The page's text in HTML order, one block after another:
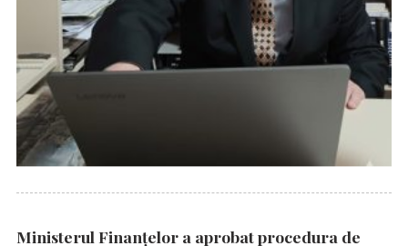
Ministerul Finanțelor a aprobat procedura de